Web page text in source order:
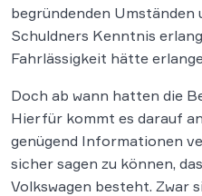
begründenden Umständen
Schuldners Kenntnis
Fahrlässigkeit hätte
Doch ab wann hatten die
Hierfür kommt es darauf
genügend Informationen
sicher sagen zu können,
Volkswagen besteht. Zwar